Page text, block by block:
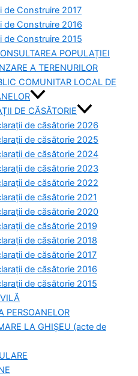
de Construire 2017
de Construire 2016
de Construire 2015
POPULAȚIEI
A TERENURILOR
COMUNITAR LOCAL DE
DE CĂSĂTORIE
de căsătorie 2026
de căsătorie 2025
de căsătorie 2024
de căsătorie 2023
de căsătorie 2022
de căsătorie 2021
de căsătorie 2020
de căsătorie 2019
de căsătorie 2018
de căsătorie 2017
de căsătorie 2016
de căsătorie 2015
PERSOANELOR
LA GHIȘEU (acte de